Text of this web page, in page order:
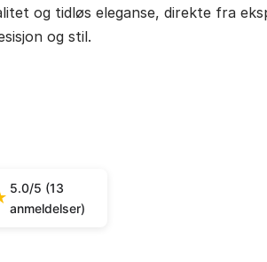
og tidløs eleganse, direkte fra
og stil.
5.0/5 (13
anmeldelser)